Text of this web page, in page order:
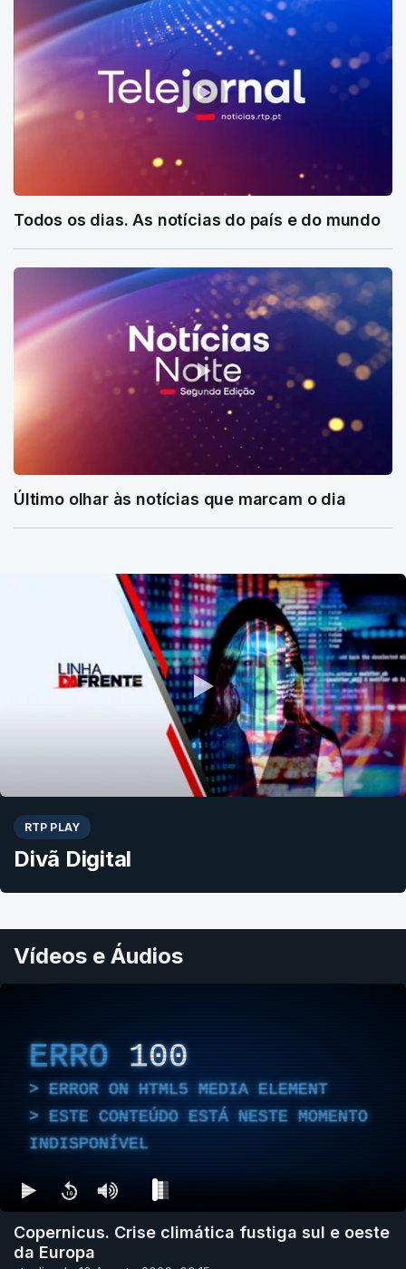
Todos os dias. As notícias do país e do mundo
Último olhar às notícias que marcam o dia
RTP PLAY
Divã Digital
Vídeos e Áudios
ERRO 100
ERROR ON HTML5 MEDIA ELEMENT
ESTE CONTEÚDO ESTÁ NESTE MOMENTO
INDISPONÍVEL
Copernicus. Crise climática fustiga sul e oeste
da Europa